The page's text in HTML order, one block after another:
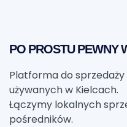
PO PROSTU PEWNY
Platforma do
używanych w Kielcach.
Łączymy lokalnych
pośredników.